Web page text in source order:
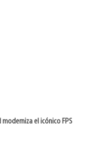
moderniza el icónico FPS